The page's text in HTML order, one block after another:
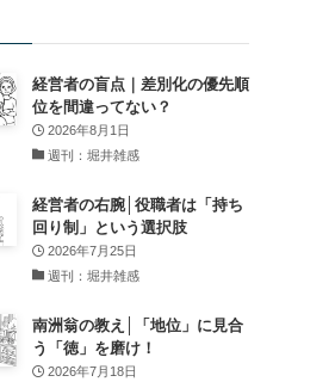
経営者の盲点｜差別化の優先順
位を間違ってない？
2026年8月1日
週刊：堀井雑感
経営者の右腕│役職者は「持ち
回り制」という選択肢
2026年7月25日
週刊：堀井雑感
南洲翁の教え│「地位」に見合
う「徳」を磨け！
2026年7月18日